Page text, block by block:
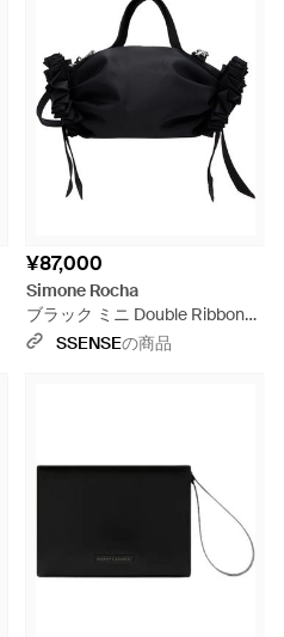
¥87,000
Simone Rocha
ブラック ミニ Double Ribbon
Rosette バッグ
SSENSEの商品